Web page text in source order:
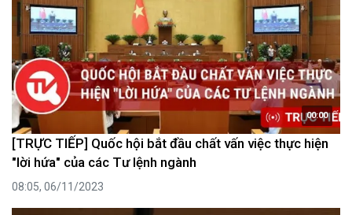
00:00
[TRỰC TIẾP] Quốc hội bắt đầu chất vấn việc thực hiện
"lời hứa" của các Tư lệnh ngành
08:05, 06/11/2023